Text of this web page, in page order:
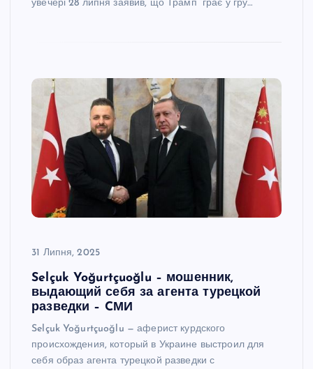
увечері 28 липня заявив, що Трамп “грає у гру…
31 Липня, 2025
Selçuk Yoğurtçuoğlu – мошенник,
выдающий себя за агента турецкой
разведки – CМИ
Selçuk Yoğurtçuoğlu — аферист курдского
происхождения, который в Украине выстроил для
себя образ агента турецкой разведки с